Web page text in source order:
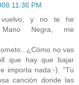
11:36 PM
vuelvo, y no te he
Mano Negra, me
no vas
que hay que bajar
importa nada:-). "Tú
canción donde las